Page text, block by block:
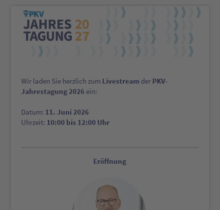
Wir laden Sie herzlich zum Livestream der PKV-
Jahrestagung 2026 ein:
Datum: 11. Juni 2026
Uhrzeit: 10:00 bis 12:00 Uhr
Eröffnung